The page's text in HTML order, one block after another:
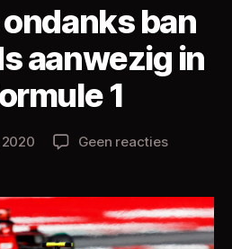
ban
aanwezig in
1
Berichtauteur
D
o
o
r
C
h
ri
m
Geen reactiesop
ban
nog
steeds